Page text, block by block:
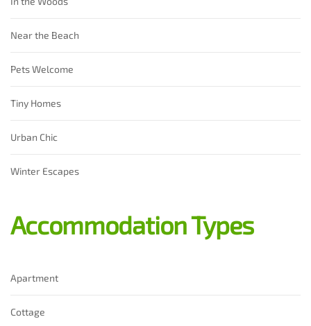
Near the Beach
Pets Welcome
Tiny Homes
Urban Chic
Winter Escapes
Accommodation Types
Apartment
Cottage